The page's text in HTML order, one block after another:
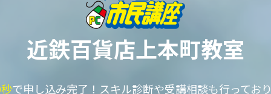
近鉄百貨店上本町教室
で申し込み完了！ スキル診断や受講相談も行ってお